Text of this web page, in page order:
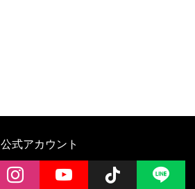
公式アカウント
instagramYouTube Follow